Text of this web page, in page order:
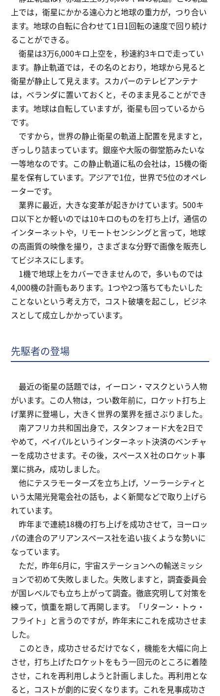
上では，衛星にかかる遠心力と地球の重力が，つり合い
ます。地球の自転に合わせて1日1回転の速度で回り続け
ることができる。
衛星は3万6,000キロ上空を，秒速約3キロで走ってい
ます。静止軌道では，その名のとおり，地球から見ると
衛星が静止して見えます。スカパーのテレビアンテナ
は，ベランダに置いておくと，そのまま見ることができ
ます。地球は自転していますが，衛星も回っているから
です。
ですから，世界の静止衛星の軌道上配置を見ますと，
ぎっしり詰まっています。銀座や大阪の御堂筋みたいな
一等地なのです。この静止軌道に私の会社は，15機の衛
星を保有しています。アジアで1位，世界で5位のオペレ
ーターです。
業界に最近，大きな変革が起きかけています。500キ
ロ以下とか軽いのでは10キロのものを打ち上げ，通信の
インターネットや，リモートセンシングと言って，地球
の高画質の映像を撮り，さまざまな分野で画像を販売し
てビジネスにします。
1機で地球上をカバーできませんので，多いものでは
4,000機の計画もあります。1つや2つ落ちてもたいした
ことないという考え方で，コスト破壊を起こし，ビジネ
スとして成立しかかっています。
先駆者の登場
最近の衛星の話題では，イーロン・マスクという人物
がいます。この人物は，つい数年前に，ロケット打ち上
げ業界に登場し，大きく世界の業界を揺さぶりました。
南アフリカ共和国出身で，スタンフォード大を2日で
やめて，ペイパルというインターネット決済のベンチャ
ーを成功させます。その後，スペースＸ社のロケット事
業に挑み，成功しました。
他にテスラモーターズを立ち上げ，ソーラーシティと
いう太陽光発電会社の話も，よく新聞などで取り上げら
れています。
昨年まで連続18機の打ち上げを成功させて，ヨーロッ
パの連合のアリアンスペース社を追い抜くような勢いに
なっています。
ただ，昨年6月に，宇宙ステーションへの輸送ミッシ
ョンで初めて失敗しました。失敗しますと，調査委員会
が国レベルでも立ち上がって調査。徹底究明して対策を
練って，慎重を期して再開します。「リターン・トゥ・
フライト」と言うのですが，昨年末にこれを成功させま
した。
このとき，成功させるだけでなく，機能を大幅に向上
させ，打ち上げたロケットをもう一回元のところに着陸
させ，これを再利用しようと計画しました。再利用とな
ると，コストが劇的に安くなります。これを見事成功さ